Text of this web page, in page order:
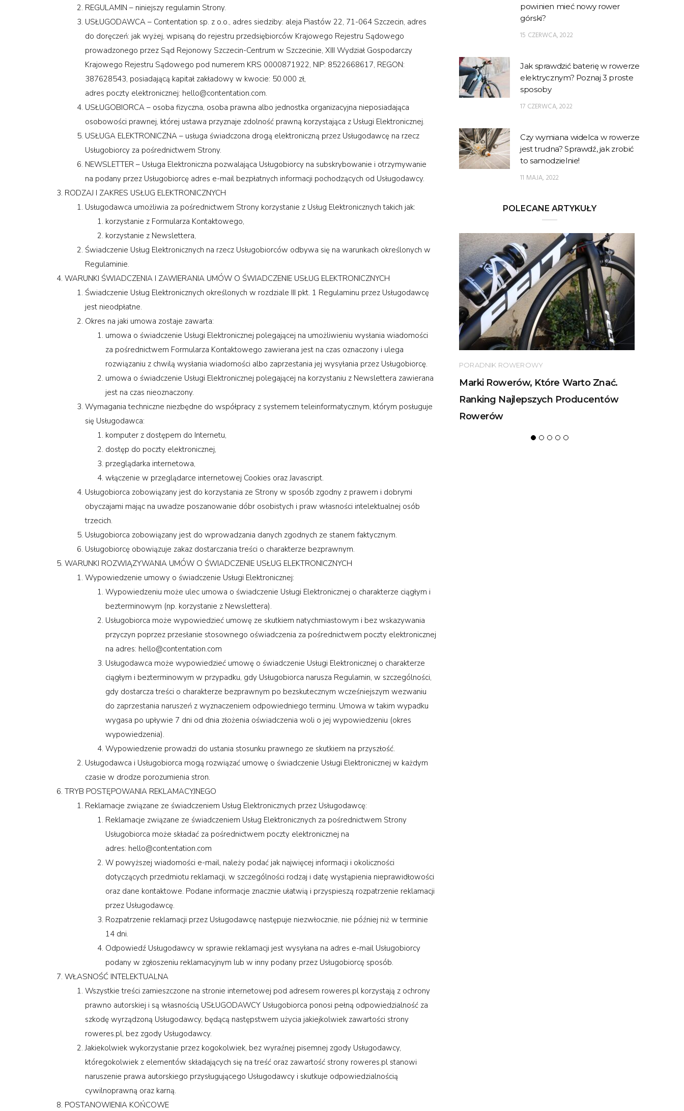
REGULAMIN – niniejszy regulamin Strony.
USŁUGODAWCA – Contentation sp. z o.o., adres siedziby: aleja Piastów 22, 71-064 Szczecin, adres
do doręczeń: jak wyżej, wpisaną do rejestru przedsiębiorców Krajowego Rejestru Sądowego
prowadzonego przez Sąd Rejonowy Szczecin-Centrum w Szczecinie, XIII Wydział Gospodarczy
Krajowego Rejestru Sądowego pod numerem KRS 0000871922, NIP: 8522668617, REGON:
387628543, posiadającą kapitał zakładowy w kwocie: 50.000 zł,
adres poczty elektronicznej: hello@contentation.com.
USŁUGOBIORCA – osoba fizyczna, osoba prawna albo jednostka organizacyjna nieposiadająca
osobowości prawnej, której ustawa przyznaje zdolność prawną korzystająca z Usługi Elektronicznej.
USŁUGA ELEKTRONICZNA – usługa świadczona drogą elektroniczną przez Usługodawcę na rzecz
Usługobiorcy za pośrednictwem Strony.
NEWSLETTER – Usługa Elektroniczna pozwalająca Usługobiorcy na subskrybowanie i otrzymywanie
na podany przez Usługobiorcę adres e-mail bezpłatnych informacji pochodzących od Usługodawcy.
RODZAJ I ZAKRES USŁUG ELEKTRONICZNYCH
Usługodawca umożliwia za pośrednictwem Strony korzystanie z Usług Elektronicznych takich jak:
korzystanie z Formularza Kontaktowego,
korzystanie z Newslettera,
Świadczenie Usług Elektronicznych na rzecz Usługobiorców odbywa się na warunkach określonych w
Regulaminie.
WARUNKI ŚWIADCZENIA I ZAWIERANIA UMÓW O ŚWIADCZENIE USŁUG ELEKTRONICZNYCH
Świadczenie Usług Elektronicznych określonych w rozdziale III pkt. 1 Regulaminu przez Usługodawcę
jest nieodpłatne.
Okres na jaki umowa zostaje zawarta:
umowa o świadczenie Usługi Elektronicznej polegającej na umożliwieniu wysłania wiadomości
za pośrednictwem Formularza Kontaktowego zawierana jest na czas oznaczony i ulega
rozwiązaniu z chwilą wysłania wiadomości albo zaprzestania jej wysyłania przez Usługobiorcę.
umowa o świadczenie Usługi Elektronicznej polegającej na korzystaniu z Newslettera zawierana
jest na czas nieoznaczony.
Wymagania techniczne niezbędne do współpracy z systemem teleinformatycznym, którym posługuje
się Usługodawca:
komputer z dostępem do Internetu,
dostęp do poczty elektronicznej,
przeglądarka internetowa,
włączenie w przeglądarce internetowej Cookies oraz Javascript.
Usługobiorca zobowiązany jest do korzystania ze Strony w sposób zgodny z prawem i dobrymi
obyczajami mając na uwadze poszanowanie dóbr osobistych i praw własności intelektualnej osób
trzecich.
Usługobiorca zobowiązany jest do wprowadzania danych zgodnych ze stanem faktycznym.
Usługobiorcę obowiązuje zakaz dostarczania treści o charakterze bezprawnym.
WARUNKI ROZWIĄZYWANIA UMÓW O ŚWIADCZENIE USŁUG ELEKTRONICZNYCH
Wypowiedzenie umowy o świadczenie Usługi Elektronicznej:
Wypowiedzeniu może ulec umowa o świadczenie Usługi Elektronicznej o charakterze ciągłym i
bezterminowym (np. korzystanie z Newslettera).
Usługobiorca może wypowiedzieć umowę ze skutkiem natychmiastowym i bez wskazywania
przyczyn poprzez przesłanie stosownego oświadczenia za pośrednictwem poczty elektronicznej
na adres: hello@contentation.com
Usługodawca może wypowiedzieć umowę o świadczenie Usługi Elektronicznej o charakterze
ciągłym i bezterminowym w przypadku, gdy Usługobiorca narusza Regulamin, w szczególności,
gdy dostarcza treści o charakterze bezprawnym po bezskutecznym wcześniejszym wezwaniu
do zaprzestania naruszeń z wyznaczeniem odpowiedniego terminu. Umowa w takim wypadku
wygasa po upływie 7 dni od dnia złożenia oświadczenia woli o jej wypowiedzeniu (okres
wypowiedzenia).
Wypowiedzenie prowadzi do ustania stosunku prawnego ze skutkiem na przyszłość.
Usługodawca i Usługobiorca mogą rozwiązać umowę o świadczenie Usługi Elektronicznej w każdym
czasie w drodze porozumienia stron.
TRYB POSTĘPOWANIA REKLAMACYJNEGO
Reklamacje związane ze świadczeniem Usług Elektronicznych przez Usługodawcę:
Reklamacje związane ze świadczeniem Usług Elektronicznych za pośrednictwem Strony
Usługobiorca może składać za pośrednictwem poczty elektronicznej na
adres: hello@contentation.com
W powyższej wiadomości e-mail, należy podać jak najwięcej informacji i okoliczności
dotyczących przedmiotu reklamacji, w szczególności rodzaj i datę wystąpienia nieprawidłowości
oraz dane kontaktowe. Podane informacje znacznie ułatwią i przyspieszą rozpatrzenie reklamacji
przez Usługodawcę.
Rozpatrzenie reklamacji przez Usługodawcę następuje niezwłocznie, nie później niż w terminie
14 dni.
Odpowiedź Usługodawcy w sprawie reklamacji jest wysyłana na adres e-mail Usługobiorcy
podany w zgłoszeniu reklamacyjnym lub w inny podany przez Usługobiorcę sposób.
WŁASNOŚĆ INTELEKTUALNA
Wszystkie treści zamieszczone na stronie internetowej pod adresem roweres.pl korzystają z ochrony
prawno autorskiej i są własnością USŁUGODAWCY Usługobiorca ponosi pełną odpowiedzialność za
szkodę wyrządzoną Usługodawcy, będącą następstwem użycia jakiejkolwiek zawartości strony
roweres.pl, bez zgody Usługodawcy.
Jakiekolwiek wykorzystanie przez kogokolwiek, bez wyraźnej pisemnej zgody Usługodawcy,
któregokolwiek z elementów składających się na treść oraz zawartość strony roweres.pl stanowi
naruszenie prawa autorskiego przysługującego Usługodawcy i skutkuje odpowiedzialnością
cywilnoprawną oraz karną.
POSTANOWIENIA KOŃCOWE
powinien mieć nowy rower
górski?
15 CZERWCA, 2022
Jak sprawdzić baterię w rowerze
elektrycznym? Poznaj 3 proste
sposoby
17 CZERWCA, 2022
Czy wymiana widelca w rowerze
jest trudna? Sprawdź, jak zrobić
to samodzielnie!
11 MAJA, 2022
POLECANE ARTYKUŁY
PORADNIK ROWEROWY
Marki Rowerów, Które Warto Znać.
Ranking Najlepszych Producentów
Rowerów